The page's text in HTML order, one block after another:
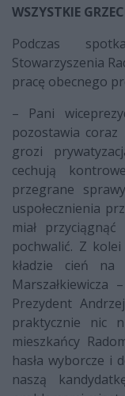
WSZYSTKIE
Podczas
Stowarzyszenia
pracę obecnego
– Pani
pozostawia coraz
grozi
cechują
przegrane
uspołecznienia
miał
pochwalić. Z
kładzie cień na
Marszałkiewicza
Prezydent
praktycznie nic
mieszkańcy
hasła wyborcze i
naszą